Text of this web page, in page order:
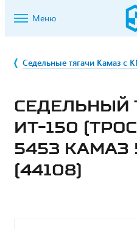
Меню
Седельные тягачи Камаз с
СЕДЕЛЬНЫЙ
ИТ-150
5453 КАМАЗ
(44108)